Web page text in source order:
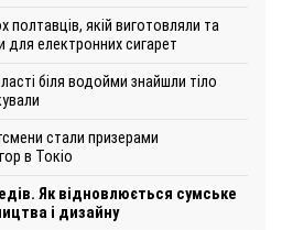
полтавців, якій виготовляли та
для електронних сигарет
біля водойми знайшли тіло
стали призерами
в Токіо
Як відновлюється сумське
і дизайну